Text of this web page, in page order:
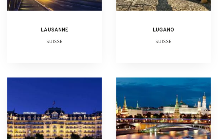
LAUSANNE
SUISSE
LUGANO
SUISSE